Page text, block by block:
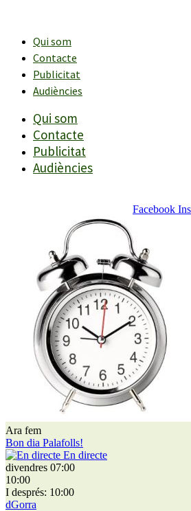
contingutQui som
Contacte
Publicitat
Audiències
Qui som
Contacte
Publicitat
Audiències
Facebook
Ara fem
Bon dia Palafolls!
En directe
divendres 07:00
10:00
I després: 10:00
dGorra